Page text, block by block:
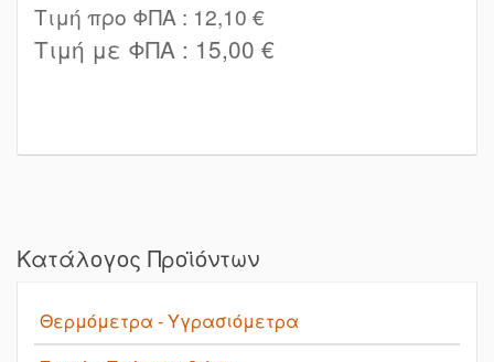
Τιμή προ ΦΠΑ : 12,10 €
Τιμή με ΦΠΑ : 15,00 €
Κατάλογος Προϊόντων
Θερμόμετρα - Υγρασιόμετρα